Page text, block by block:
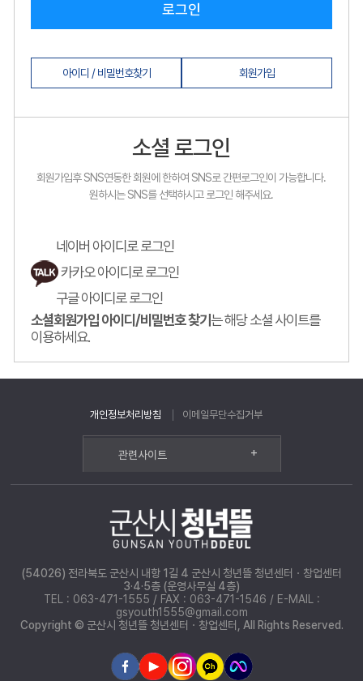
로그인
아이디 / 비밀번호찾기 회원가입
소셜 로그인
회원가입후 SNS연동한 회원에 한하여 SNS로 간편로그인이 가능합니다.
원하시는 SNS를 선택하시고 로그인 해주세요.
네이버 아이디로 로그인
카카오 아이디로 로그인
구글 아이디로 로그인
소셜회원가입 아이디/비밀번호 찾기 는 해당 소셜 사이트를
이용하세요.
개인정보처리방침 이메일무단수집거부
관련사이트 +
(54026) 전라북도 군산시 내항 1길 4 군산시 청년뜰 청년센터ㆍ창업센터
3·4·5층 (운영사무실 4층)
TEL : 063-471-1555 / FAX : 063-471-1546 / E-MAIL :
gsyouth1555@gmail.com
Copyright © 군산시 청년뜰 청년센터ㆍ창업센터, All Rights Reserved.